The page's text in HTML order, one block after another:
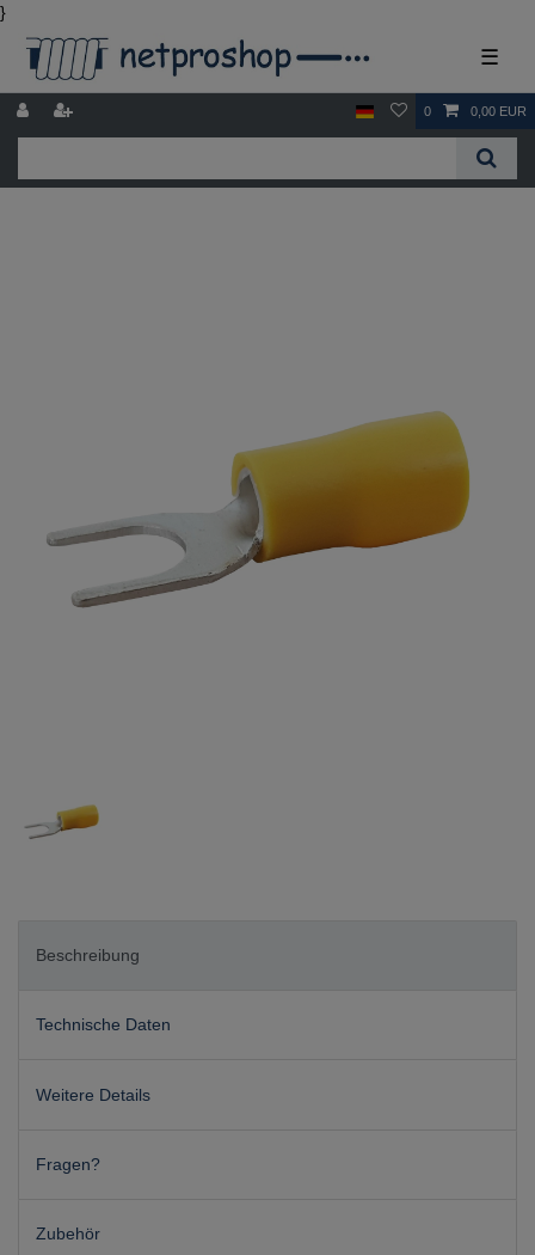
}
☰
0 0,00 EUR
Beschreibung
Technische Daten
Weitere Details
Fragen?
Zubehör